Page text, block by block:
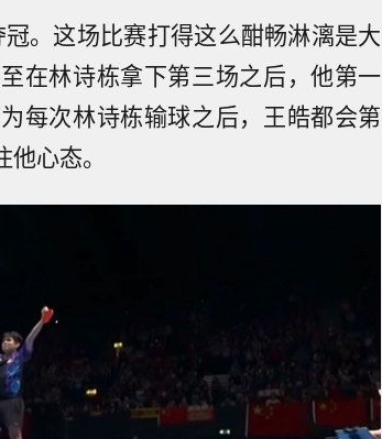
。这场比赛打得这么酣畅淋漓是大
在林诗栋拿下第三场之后，他第一
每次林诗栋输球之后，王皓都会第
心态。